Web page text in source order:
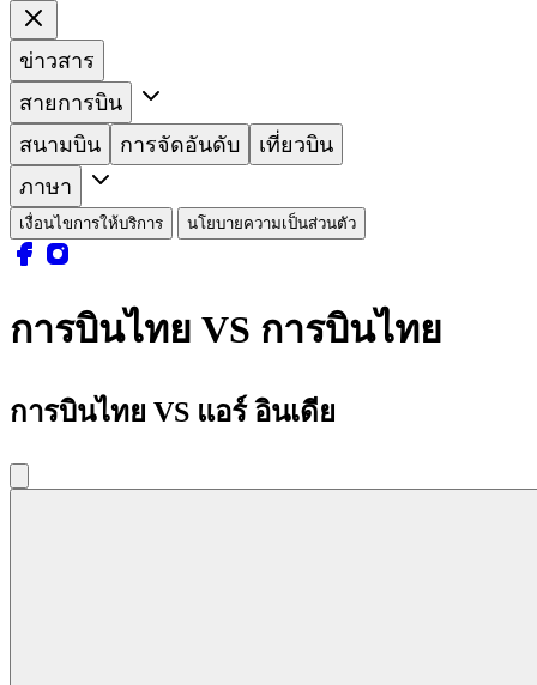
ข่าวสาร
สายการบิน
สนามบิน
การจัดอันดับ
เที่ยวบิน
ภาษา
เงื่อนไขการให้บริการ นโยบายความเป็นส่วนตัว
การบินไทย VS การบินไทย
การบินไทย VS แอร์ อินเดีย